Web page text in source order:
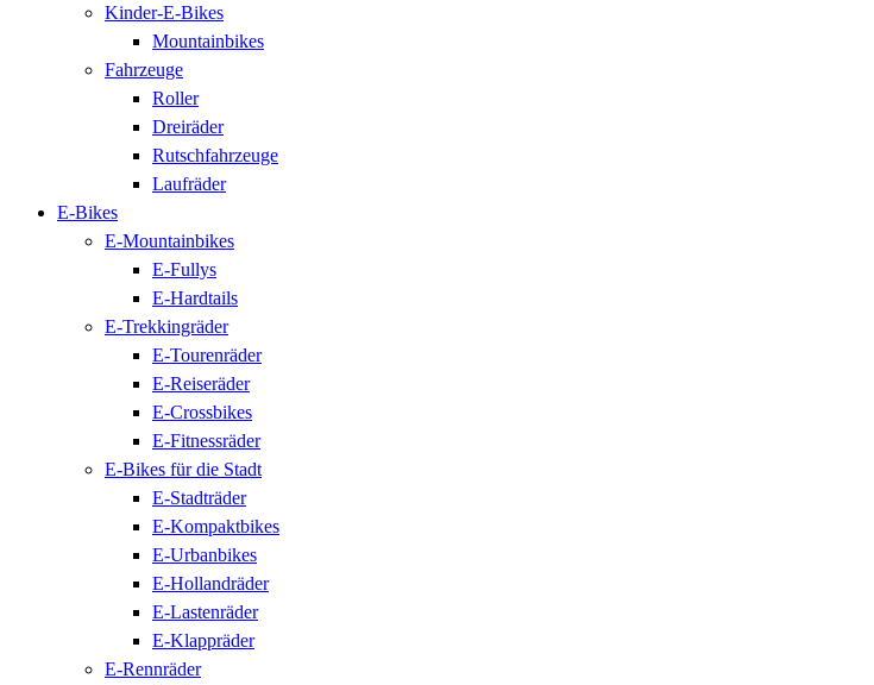
Kinder-E-Bikes
Mountainbikes
Fahrzeuge
Roller
Dreiräder
Rutschfahrzeuge
Laufräder
E-Bikes
E-Mountainbikes
E-Fullys
E-Hardtails
E-Trekkingräder
E-Tourenräder
E-Reiseräder
E-Crossbikes
E-Fitnessräder
E-Bikes für die Stadt
E-Stadträder
E-Kompaktbikes
E-Urbanbikes
E-Hollandräder
E-Lastenräder
E-Klappräder
E-Rennräder